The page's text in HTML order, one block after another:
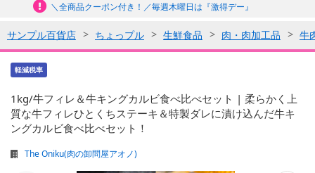
＼全商品クーポン付き！／毎週木曜日は『激得デー』
サンプル百貨店 ちょっプル 生鮮食品 肉・肉加工品 牛
軽減税率
1kg/牛フィレ＆牛キングカルビ食べ比べセット | 柔らかく上
質な牛フィレひとくちステーキ＆特製ダレに漬け込んだ牛キ
ングカルビ食べ比べセット！
The Oniku(肉の卸問屋アオノ)